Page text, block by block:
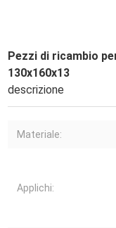
Pezzi di ricambio
130x160x13
descrizione
Materiale:
Applichi: